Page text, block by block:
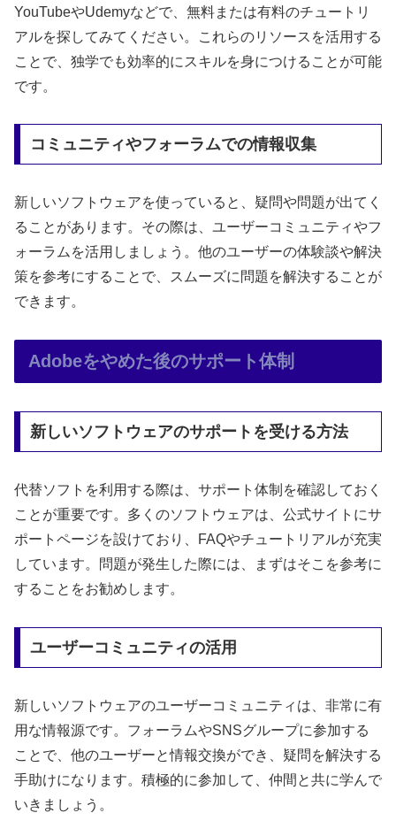
YouTubeやUdemyなどで、無料または有料のチュートリ
アルを探してみてください。これらのリソースを活用する
ことで、独学でも効率的にスキルを身につけることが可能
です。
コミュニティやフォーラムでの情報収集
新しいソフトウェアを使っていると、疑問や問題が出てく
ることがあります。その際は、ユーザーコミュニティやフ
ォーラムを活用しましょう。他のユーザーの体験談や解決
策を参考にすることで、スムーズに問題を解決することが
できます。
Adobeをやめた後のサポート体制
新しいソフトウェアのサポートを受ける方法
代替ソフトを利用する際は、サポート体制を確認しておく
ことが重要です。多くのソフトウェアは、公式サイトにサ
ポートページを設けており、FAQやチュートリアルが充実
しています。問題が発生した際には、まずはそこを参考に
することをお勧めします。
ユーザーコミュニティの活用
新しいソフトウェアのユーザーコミュニティは、非常に有
用な情報源です。フォーラムやSNSグループに参加する
ことで、他のユーザーと情報交換ができ、疑問を解決する
手助けになります。積極的に参加して、仲間と共に学んで
いきましょう。